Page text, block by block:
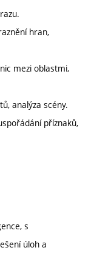
hran,
mezi oblastmi,
analýza scény.
příznaků,
s
úloh a